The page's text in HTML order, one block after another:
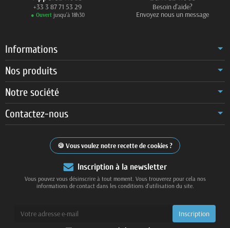
+33 3 87 71 53 29
● Ouvertjusqu’à 18h30
Besoin d'aide?
Envoyez nous un message
Informations
Nos produits
Notre société
Contactez-nous
Vous voulez notre recette de cookies ?
Inscription à la newsletter
Vous pouvez vous désinscrire à tout moment. Vous trouverez pour cela nos
informations de contact dans les conditions d'utilisation du site.